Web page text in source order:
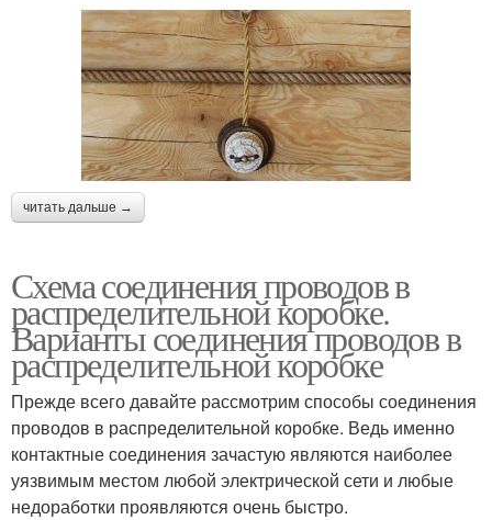
читать дальше →
Схема соединения проводов в
распределительной коробке.
Варианты соединения проводов в
распределительной коробке
Прежде всего давайте рассмотрим способы соединения
проводов в распределительной коробке. Ведь именно
контактные соединения зачастую являются наиболее
уязвимым местом любой электрической сети и любые
недоработки проявляются очень быстро.